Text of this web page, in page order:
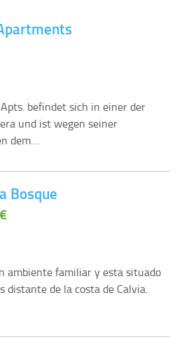
befindet sich in einer der
und ist wegen seiner
dem…
Bosque
ambiente familiar y esta situado
distante de la costa de Calvia.